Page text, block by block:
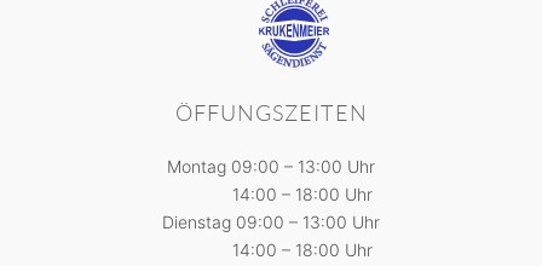
ÖFFUNGSZEITEN
Montag 09:00 – 13:00 Uhr
14:00 – 18:00 Uhr
Dienstag 09:00 – 13:00 Uhr
14:00 – 18:00 Uhr